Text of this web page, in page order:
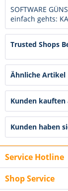
SOFTWARE
einfach gehts:
Trusted Shops
Ähnliche Artikel
Kunden kauften
Kunden haben
Service Hotline
Shop Service